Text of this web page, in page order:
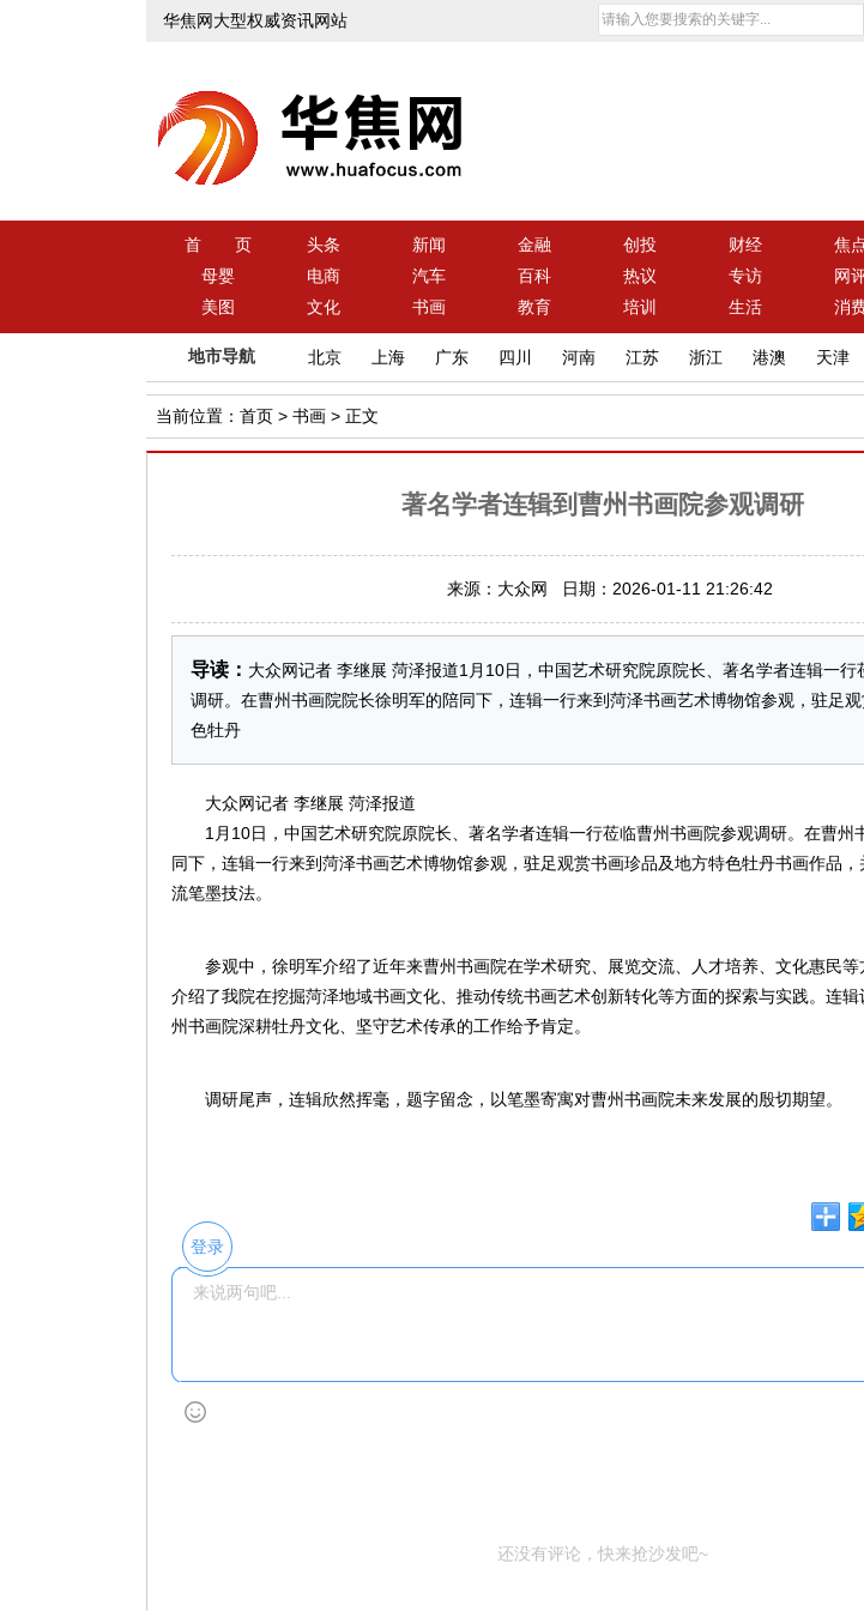
华焦网大型权威资讯网站
首 页 头条 新闻 金融 创投 财经 焦
母婴
电商 汽车 百科 热议 专访 网
美图
文化 书画 教育 培训 生活 消
地市导航 北京 上海 广东 四川 河南 江苏 浙江 港澳 天津
当前位置： 首页 > 书画 > 正文
著名学者连辑到曹州书画院参观调研
来源：大众网 日期：2026-01-11 21:26:42
导读： 大众网记者 李继展 菏泽报道1月10日，中国艺术研究院原院长、著名学者连辑一行
调研。在曹州书画院院长徐明军的陪同下，连辑一行来到菏泽书画艺术博物馆参观，驻足
色牡丹
大众网记者 李继展 菏泽报道
1月10日，中国艺术研究院原院长、著名学者连辑一行莅临曹州书画院参观调研。在曹州
同下，连辑一行来到菏泽书画艺术博物馆参观，驻足观赏书画珍品及地方特色牡丹书画作品
流笔墨技法。
参观中，徐明军介绍了近年来曹州书画院在学术研究、展览交流、人才培养、文化惠民
介绍了我院在挖掘菏泽地域书画文化、推动传统书画艺术创新转化等方面的探索与实践。连
州书画院深耕牡丹文化、坚守艺术传承的工作给予肯定。
调研尾声，连辑欣然挥毫，题字留念，以笔墨寄寓对曹州书画院未来发展的殷切期望。
登录
还没有评论，快来抢沙发吧~